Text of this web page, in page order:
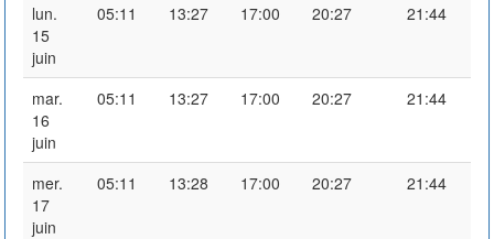
lun.
15
juin
05:11 13:27 17:00 20:27 21:44
mar.
16
juin
05:11 13:27 17:00 20:27 21:44
mer.
17
juin
05:11 13:28 17:00 20:27 21:44